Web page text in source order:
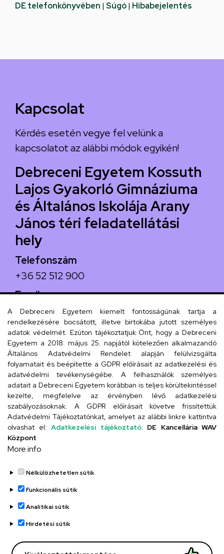
DE telefonkönyvében | Súgó| Hibabejelentés
Kapcsolat
Kérdés esetén vegye fel velünk a
kapcsolatot az alábbi módok egyikén!
Debreceni Egyetem Kossuth
Lajos Gyakorló Gimnáziuma
és Általános Iskolája Arany
János téri feladatellátási
hely
Telefonszám
+36 52 512 900
Email
arany.titkarsag@arany-alt.unideb.hu
Cím
4026 Debrecen, Arany János tér 1.
Szervezeti telefonkönyv
UD telefonkönyv
Adatvédelem
Adatvédelem
Régi oldal
A Debreceni Egyetem kiemelt fontosságúnak tartja a
rendelkezésére bocsátott, illetve birtokába jutott személyes
adatok védelmét. Ezúton tájékoztatjuk Önt, hogy a Debreceni
Egyetem a 2018. május 25. napjától kötelezően alkalmazandó
Általános Adatvédelmi Rendelet alapján felülvizsgálta
folyamatait és beépítette a GDPR előírásait az adatkezelési és
adatvédelmi tevékenységébe. A felhasználók személyes
adatait a Debreceni Egyetem korábban is teljes körültekintéssel
kezelte, megfelelve az érvényben lévő adatkezelési
szabályozásoknak. A GDPR előírásait követve frissítettük
Adatvédelmi Tájékoztatónkat, amelyet az alábbi linkre kattintva
olvashat el: Adatkezelési tájékoztató. DE Kancellária WAV
Központ
More info
Nélkülözhetetlen sütik
Funkcionális sütik
Analitikai sütik
Hirdetési sütik